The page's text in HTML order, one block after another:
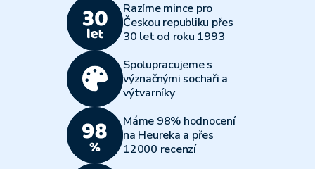
Razíme mince pro
Českou republiku přes
30 let od roku 1993
Spolupracujeme s
význačnými sochaři a
výtvarníky
Máme 98% hodnocení
na Heureka a přes
12000 recenzí